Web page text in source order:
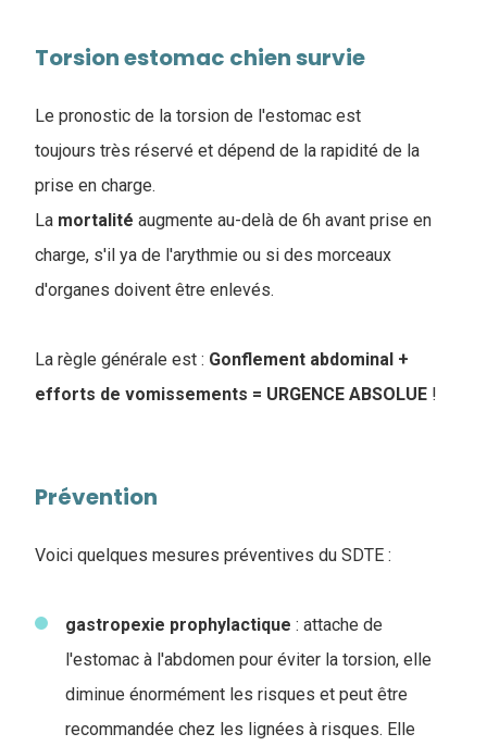
Torsion estomac chien survie
Le pronostic de la torsion de l'estomac est
toujours très réservé et dépend de la rapidité de la
prise en charge.
La mortalité augmente au-delà de 6h avant prise en
charge, s'il ya de l'arythmie ou si des morceaux
d'organes doivent être enlevés.
La règle générale est : Gonflement abdominal +
efforts de vomissements = URGENCE ABSOLUE !
Prévention
Voici quelques mesures préventives du SDTE :
gastropexie prophylactique : attache de
l'estomac à l'abdomen pour éviter la torsion, elle
diminue énormément les risques et peut être
recommandée chez les lignées à risques. Elle